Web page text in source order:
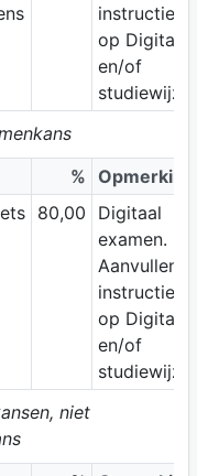
instructies
op Digitap
en/of
% Opmerking
80,00
Digitaal
examen.
instructies
op Digitap
en/of
niet